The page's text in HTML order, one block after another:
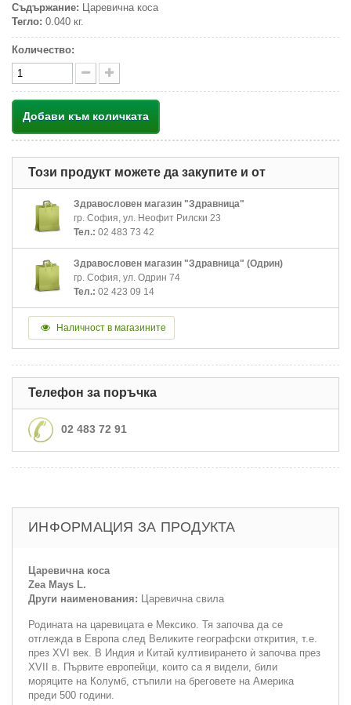
Съдържание: Царевична коса
Тегло: 0.040 кг.
Количество:
Добави към количката
Този продукт можете да закупите и от
Здравословен магазин "Здравница"
гр. София, ул. Неофит Рилски 23
Тел.: 02 483 73 42
Здравословен магазин "Здравница" (Одрин)
гр. София, ул. Одрин 74
Тел.: 02 423 09 14
Наличност в магазините
Телефон за поръчка
02 483 72 91
ИНФОРМАЦИЯ ЗА ПРОДУКТА
Царевична коса
Zea Mays L.
Други наименования: Царевична свила
Родината на царевицата е Мексико. Тя започва да се
отглежда в Европа след Великите географски открития, т.е.
през XVI век. В Индия и Китай култивирането ѝ започва през
XVII в. Първите европейци, които са я видели, били
моряците на Колумб, стъпили на бреговете на Америка
преди 500 години.